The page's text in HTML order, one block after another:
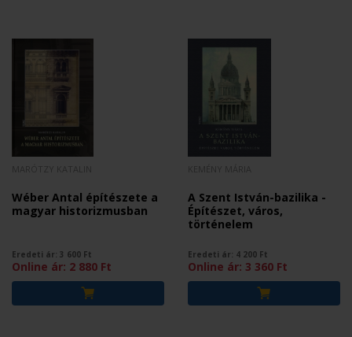
Wéber Antal építészete a
magyar historizmusban
Eredeti ár: 3 600 Ft
Online ár: 2 880 Ft
A Szent István-bazilika -
Építészet, város,
történelem
Eredeti ár: 4 200 Ft
Online ár: 3 360 Ft